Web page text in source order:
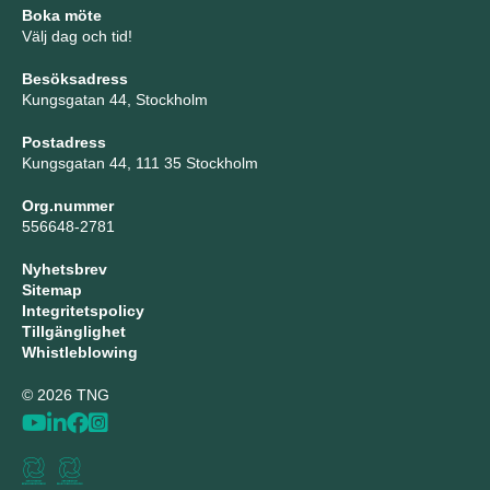
Boka möte
Välj dag och tid!
Besöksadress
Kungsgatan 44, Stockholm
Postadress
Kungsgatan 44, 111 35 Stockholm
Org.nummer
556648-2781
Nyhetsbrev
Sitemap
Integritetspolicy
Tillgänglighet
Whistleblowing
© 2026 TNG